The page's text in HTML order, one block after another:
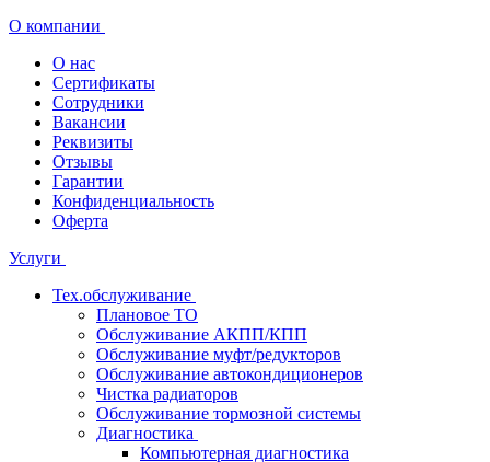
О компании
О нас
Сертификаты
Сотрудники
Вакансии
Реквизиты
Отзывы
Гарантии
Конфиденциальность
Оферта
Услуги
Тех.обслуживание
Плановое ТО
Обслуживание АКПП/КПП
Обслуживание муфт/редукторов
Обслуживание автокондиционеров
Чистка радиаторов
Обслуживание тормозной системы
Диагностика
Компьютерная диагностика